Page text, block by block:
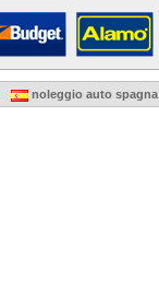
noleggio auto spagna